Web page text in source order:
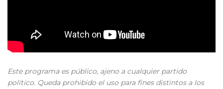
Este programa es público, ajeno a cualquier partido
político. Queda prohibido el uso para fines distintos a los